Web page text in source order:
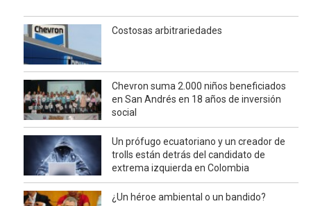
Costosas arbitrariedades
Chevron suma 2.000 niños beneficiados
en San Andrés en 18 años de inversión
social
Un prófugo ecuatoriano y un creador de
trolls están detrás del candidato de
extrema izquierda en Colombia
¿Un héroe ambiental o un bandido?